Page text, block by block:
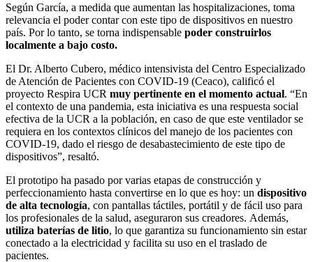
Según García, a medida que aumentan las hospitalizaciones, toma
relevancia el poder contar con este tipo de dispositivos en nuestro
país. Por lo tanto, se torna indispensable poder construirlos
localmente a bajo costo.
El Dr. Alberto Cubero, médico intensivista del Centro Especializado
de Atención de Pacientes con COVID-19 (Ceaco), calificó el
proyecto Respira UCR muy pertinente en el momento actual. “En
el contexto de una pandemia, esta iniciativa es una respuesta social
efectiva de la UCR a la población, en caso de que este ventilador se
requiera en los contextos clínicos del manejo de los pacientes con
COVID-19, dado el riesgo de desabastecimiento de este tipo de
dispositivos”, resaltó.
El prototipo ha pasado por varias etapas de construcción y
perfeccionamiento hasta convertirse en lo que es hoy: un dispositivo
de alta tecnología, con pantallas táctiles, portátil y de fácil uso para
los profesionales de la salud, aseguraron sus creadores. Además,
utiliza baterías de litio, lo que garantiza su funcionamiento sin estar
conectado a la electricidad y facilita su uso en el traslado de
pacientes.